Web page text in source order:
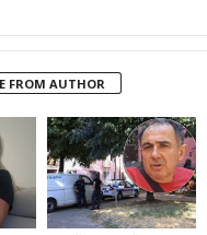
FROM AUTHOR